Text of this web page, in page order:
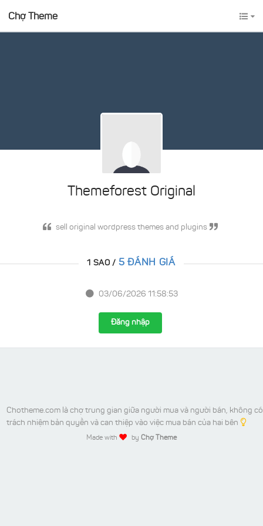
Chợ Theme
Themeforest Original
sell original wordpress themes and plugins
1 SAO / 5 ĐÁNH GIÁ
03/06/2026 11:58:53
Đăng nhập
Chotheme.com là chợ trung gian giữa người mua và người bán, không có
trách nhiệm bản quyền và can thiệp vào việc mua bán của hai bên
Made with by Chợ Theme